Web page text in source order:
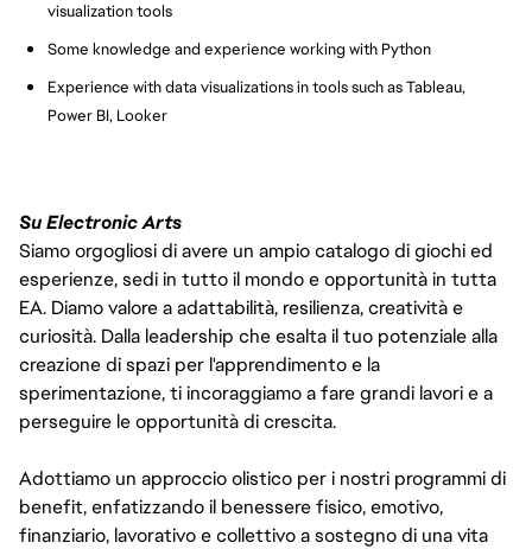
visualization tools
Some knowledge and experience working with Python
Experience with data visualizations in tools such as Tableau,
Power BI, Looker
Su Electronic Arts
Siamo orgogliosi di avere un ampio catalogo di giochi ed
esperienze, sedi in tutto il mondo e opportunità in tutta
EA. Diamo valore a adattabilità, resilienza, creatività e
curiosità. Dalla leadership che esalta il tuo potenziale alla
creazione di spazi per l'apprendimento e la
sperimentazione, ti incoraggiamo a fare grandi lavori e a
perseguire le opportunità di crescita.
Adottiamo un approccio olistico per i nostri programmi di
benefit, enfatizzando il benessere fisico, emotivo,
finanziario, lavorativo e collettivo a sostegno di una vita